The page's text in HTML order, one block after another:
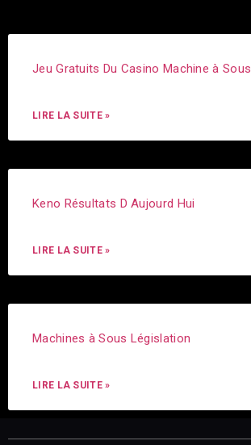
Jeu Gratuits Du Casino Machine à Sous
LIRE LA SUITE »
Keno Résultats D Aujourd Hui
LIRE LA SUITE »
Machines à Sous Législation
LIRE LA SUITE »